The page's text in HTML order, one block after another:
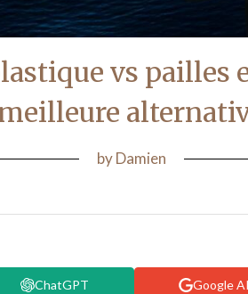
vs pailles
byDamien
ChatGPT Google AI